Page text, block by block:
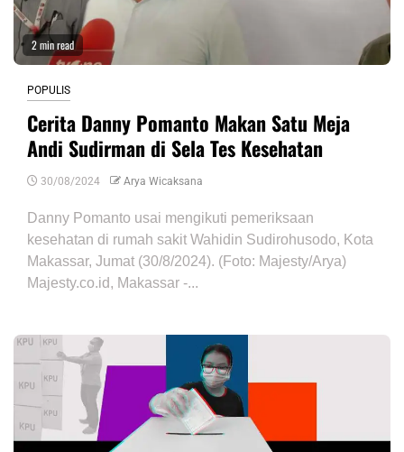
2 min read
POPULIS
Cerita Danny Pomanto Makan Satu Meja
Andi Sudirman di Sela Tes Kesehatan
30/08/2024 Arya Wicaksana
Danny Pomanto usai mengikuti pemeriksaan
kesehatan di rumah sakit Wahidin Sudirohusodo, Kota
Makassar, Jumat (30/8/2024). (Foto: Majesty/Arya)
Majesty.co.id, Makassar -...